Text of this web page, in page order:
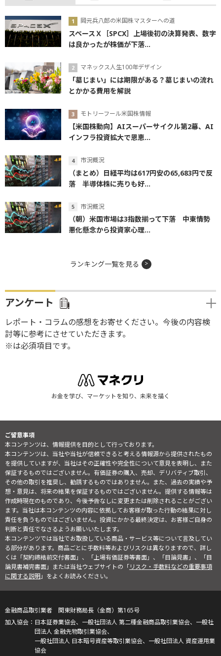
岡元兵八郎の米国株マスターへの道
スペースＸ［SPCX］上場後初の決算発表、数字
は良かったが株価が下落...
マネックス人生100年デザイン
「墓じまい」には期限がある？墓じまいの流れ
とかかる費用を解説
モトリーフール米国株情報
【米国株動向】AIスーパーサイクル第2幕、AI
インフラ投資拡大で恩恵...
市況概況
（まとめ）日経平均は617円安の65,683円で反
落 半導体株に売りも好...
市況概況
（朝）米国市場は3指数揃って下落 中東情勢
悪化懸念から投資家心理...
ランキング一覧を見る
アンケート
レポート・コラムの感想をお寄せください。今後の内容検
討等に参考にさせていただきます。
※は必須項目です。
お金を学び、マーケットを知り、未来を描く
ご留意事項
本コンテンツは、情報提供を目的として行っております。
本コンテンツは、当社や当社が信頼できると考える情報源から提供されたもの
を提供していますが、当社はその正確性や完全性について意見を表明し、また
保証するものではございません。有価証券の購入、売却、デリバティブ取引、
その他の取引を推奨し、勧誘するものではありません。また、過去の実績や予
想・意見は、将来の結果を保証するものではございません。提供する情報等は
作成時現在のものであり、今後予告なしに変更または削除されることがござい
ます。当社は本コンテンツの内容に依拠してお客様が取った行動の結果に対し
責任を負うものではございません。投資にかかる最終決定は、お客様ご自身の
判断と責任でなさるようお願いいたします。
本コンテンツでは当社でお取扱している商品・サービス等について言及してい
る部分があります。商品ごとに手数料等およびリスクは異なりますので、詳し
くは「契約締結前交付書面」、「上場有価証券等書面」、「目論見書」、「目
論見書補完書面」または当社ウェブサイトの「リスク・手数料などの重要事項
に関する説明」をよくお読みください。
金融商品取引業者 関東財務局長（金商）第165号
日本証券業協会、一般社団法人 第二種金融商品取引業協会、一般社
団法人 金融先物取引業協会、
一般社団法人 日本暗号資産等取引業協会、一般社団法人 資産運用業
協会